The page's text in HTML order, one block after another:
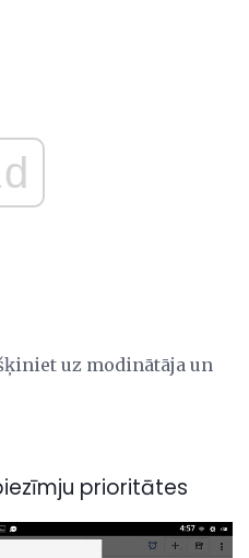
uz modinātāja un
prioritātes